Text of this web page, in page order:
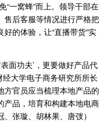
“一窝蜂”而上。领导干部在
售后客服等情况进行严格把
的体验，让“直播带货”实
面功夫’，更要做好产品代
经大学电子商务研究所所长
方官员应当梳理本地产品的
产品，培育和构建本地电商
张璇、胡林果、唐弢）